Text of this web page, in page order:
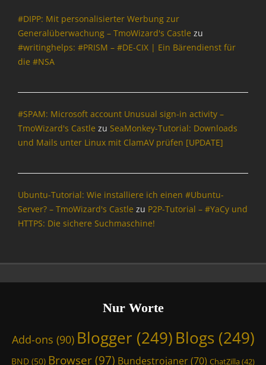
&
C
o
f
o
t
o
n
,
t
,
o
#DIPP: Mit personalisierter Werbung zur
Generalüberwachung – TmoWizard's Castle zu
#writinghelps: #PRISM – #DE-CIX | Ein Bärendienst für
die #NSA
#SPAM: Microsoft account Unusual sign-in activity –
TmoWizard's Castle zu SeaMonkey-Tutorial: Downloads
und Mails unter Linux mit ClamAV prüfen [UPDATE]
Ubuntu-Tutorial: Wie installiere ich einen #Ubuntu-
Server? – TmoWizard's Castle zu P2P-Tutorial – #YaCy und
HTTPS: Die sichere Suchmaschine!
Nur Worte
Add-ons (90) Blogger (249) Blogs(249)
BND (50) Browser (97) Bundestrojaner(70) ChatZilla(42)